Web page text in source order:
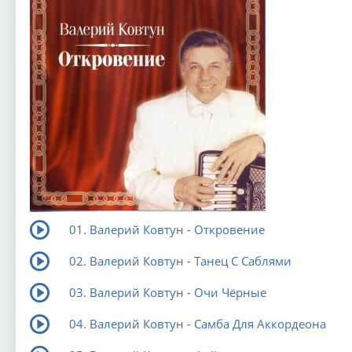
01. Валерий Ковтун - Откровение
02. Валерий Ковтун - Танец С Саблями
03. Валерий Ковтун - Очи Чёрные
04. Валерий Ковтун - Самба Для Аккордеона